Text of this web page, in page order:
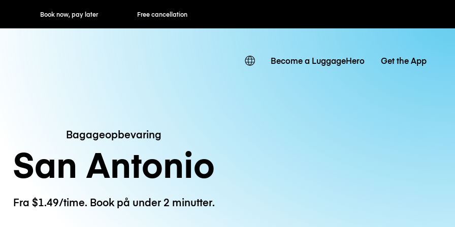
now, pay later Free cancellation Hourly / Daily Rates
Become a LuggageHero Get the App
Bagageopbevaring
San Antonio
Fra $1.49/time. Book på under 2 minutter.